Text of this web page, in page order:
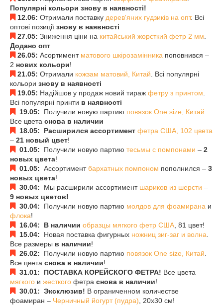
Популярні кольори знову в наявності!
12.06: Отримали поставку дерев'яних гудзиків на опт. Всі
оптові позиції знову в наявності
27.05: Зниження ціни на китайський жорсткий фетр 2 мм
Додано опт
26.05: Асортимент матового шкірозамінника поповнився –
2 нових кольори!
21.05: Отримали кожзам матовий, Китай . Всі популярні
кольори знову в наявності
19.05: Надійшов у продаж новий тираж фетру з принтом
Всі популярні принти в наявності
19.05: Получили новую партию повязок One size, Китай
Все цвета снова в наличии
18.05: Расширился ассортимент фетра США, 102 цвета
– 21 новый цвет!
01.05: Получили новую партию тесьмы с помпонами – 2
новых цвета!
01.05: Ассортиментбархатных помпоном пополнился – 3
новых цвета!
30.04: Мы расширили ассортимент шариков из шерсти –
9 новых цветов!
30.04: Получили новую партию молдов для фоамирана и
флока!
16.04: В наличии образцы мягкого фетр США , 81 цвет!
15.04: Новая поставка фигурных ножниц зиг-заг и волна
Все размеры в наличии!
26.02: Получили новую партию повязок One size, Китай
Все цвета снова в наличии!
31.01: ПОСТАВКА КОРЕЙСКОГО ФЕТРА! Все цвета
мягкого и жесткого фетра снова в наличии!
30.01: Эксклюзив! В ограниченном количестве
фоамиран – Черничный йогурт (пудра) , 20х30 см!